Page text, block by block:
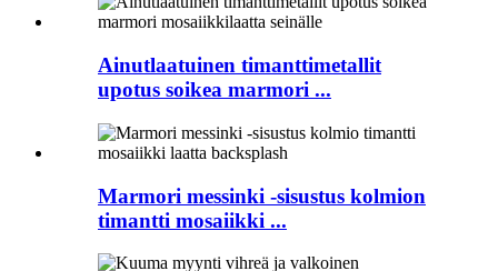
Ainutlaatuinen timanttimetallit
upotus soikea marmori ...
Marmori messinki -sisustus kolmion
timantti mosaiikki ...